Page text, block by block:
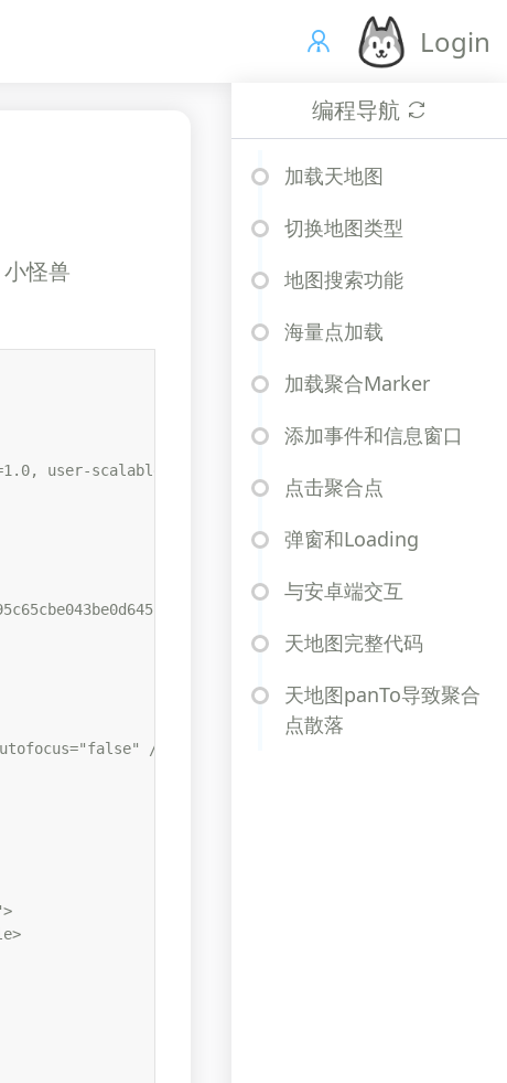
Login
怪兽
user-scalable=no" />
type="text/javascript"></script>
/>
编程导航
加载天地图
切换地图类型
地图搜索功能
海量点加载
加载聚合Marker
添加事件和信息窗口
点击聚合点
弹窗和Loading
与安卓端交互
天地图完整代码
天地图panTo导致聚合
点散落